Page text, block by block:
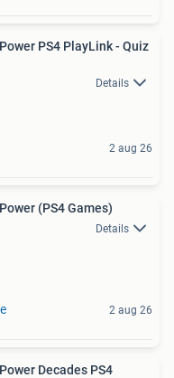
PS4 PlayLink - Quiz
Details
2 aug 26
(PS4 Games)
Details
2 aug 26
Decades PS4